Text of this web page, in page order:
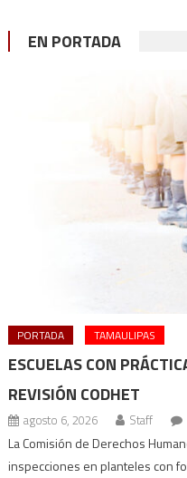
EN PORTADA
PORTADA TAMAULIPAS
ESCUELAS CON
REVISIÓN CODHET
agosto 6, 2026 Staff
La Comisión de Derechos
inspecciones en planteles con